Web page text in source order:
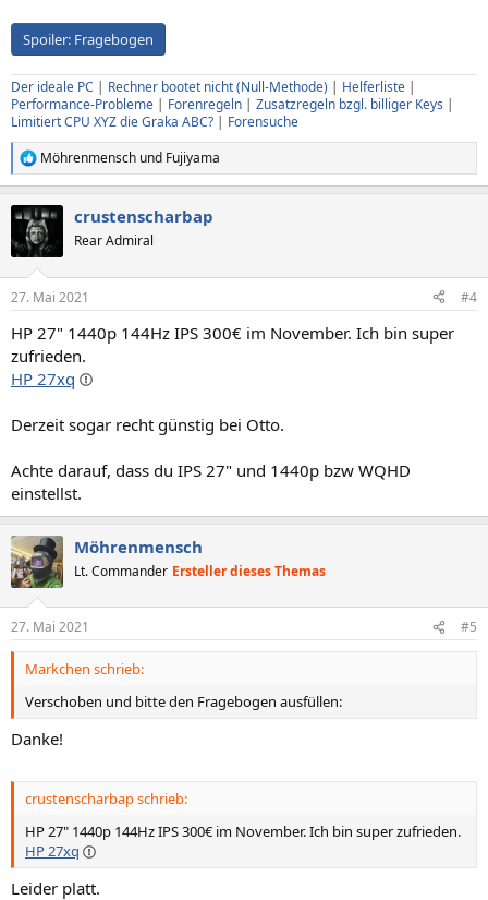
Spoiler: Fragebogen
Der ideale PC | Rechner bootet nicht (Null-Methode) | Helferliste |
Performance-Probleme | Forenregeln | Zusatzregeln bzgl. billiger Keys |
Limitiert CPU XYZ die Graka ABC? | Forensuche
R
e
k
i
e
:
Möhrenmensch und Fujiyama
crustenscharbap
Rear Admiral
27. Mai 2021 #4
HP 27" 1440p 144Hz IPS 300€ im November. Ich bin super
zufrieden.
HP 27xq
Derzeit sogar recht günstig bei Otto.
Achte darauf, dass du IPS 27" und 1440p bzw WQHD
einstellst.
Möhrenmensch
Lt. Commander Ersteller dieses Themas
27. Mai 2021 #5
Markchen schrieb:
Verschoben und bitte den Fragebogen ausfüllen:
Danke!
crustenscharbap schrieb:
HP 27" 1440p 144Hz IPS 300€ im November. Ich bin super zufrieden.
HP 27xq
Leider platt.